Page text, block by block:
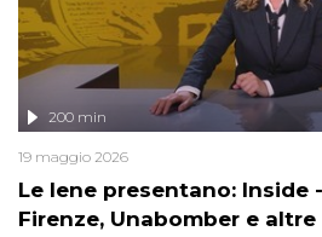
Le Iene presentano: Inside
Firenze, Unabomber e
200 min
19 maggio 2026